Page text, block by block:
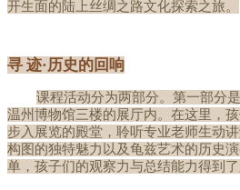
开生面的陆上丝绸之路文化探索之旅。
寻 迹·历史的回响
课程活动分为两部分。第一部分
温州博物馆三楼的展厅内。在这里，
步入展览的殿堂，聆听专业老师生动
构图的独特魅力以及龟兹艺术的历史
单，孩子们的观察力与总结能力得到了